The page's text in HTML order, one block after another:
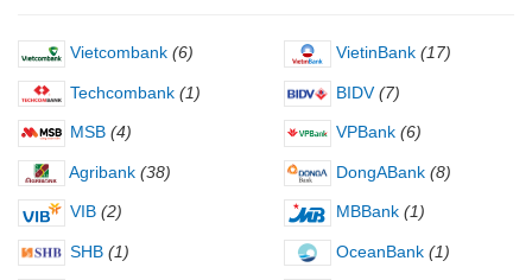
Vietcombank (6) VietinBank (17)
Techcombank (1) BIDV (7)
MSB (4) VPBank (6)
Agribank (38) DongABank (8)
VIB (2) MBBank (1)
SHB (1) OceanBank (1)